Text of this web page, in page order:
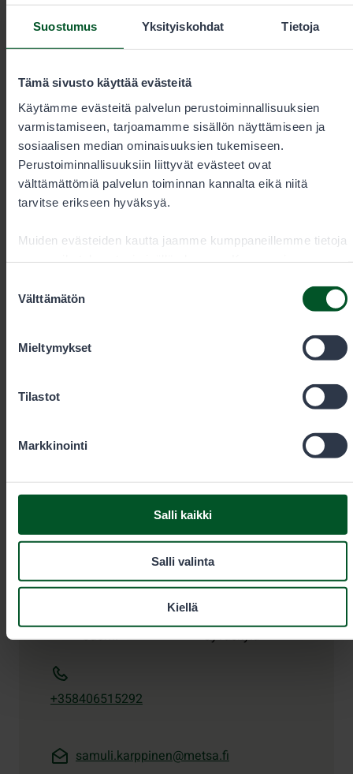
Suostumus Yksityiskohdat Tietoja
Tämä sivusto käyttää evästeitä
Käytämme evästeitä palvelun perustoiminnallisuuksien
varmistamiseen, tarjoamamme sisällön näyttämiseen ja
sosiaalisen median ominaisuuksien tukemiseen.
Perustoiminnallisuuksiin liittyvät evästeet ovat
välttämättömiä palvelun toiminnan kannalta eikä niitä
tarvitse erikseen hyväksyä.
Muiden evästeiden kautta jaamme kumppaneillemme tietoja
antanut heille tai joita on kerätty, kun olet käyttänyt heidän
valinta
Välttämätön
Mieltymykset
Tilastot
Markkinointi
Salli kaikki
Salli valinta
Kiellä
Lupamyynti ja -neuvonta arkisin
kello 9–15
+35820692424
tilaukset aina puhelimitse.
eraluvat@metsa.fi
Yhteystiedot
Metsästyksen erityisasiantuntija
Samuli Karppinen
Suomi
Toimipaikka
Jyväskylä
+358406515292
samuli.karppinen@metsa.fi